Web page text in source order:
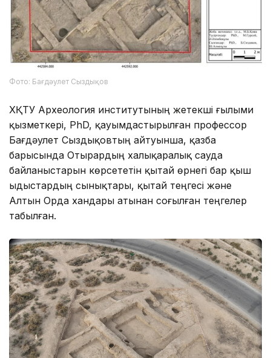
Фото: Бағдәулет Сыздықов
ХҚТУ Археология институтының жетекші ғылыми
қызметкері, PhD, қауымдастырылған профессор
Бағдәулет Сыздықовтың айтуынша, қазба
барысында Отырардың халықаралық сауда
байланыстарын көрсететін қытай өрнегі бар қыш
ыдыстардың сынықтары, қытай теңгесі және
Алтын Орда хандары атынан соғылған теңгелер
табылған.